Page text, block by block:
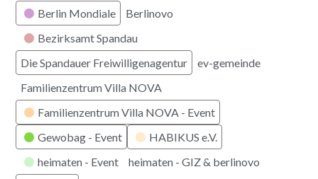
Berlin Mondiale
Berlinovo
Bezirksamt Spandau
Die Spandauer Freiwilligenagentur
ev-gemeinde
Familienzentrum Villa NOVA
Familienzentrum Villa NOVA - Event
Gewobag - Event
HABIKUS e.V.
heimaten - Event
heimaten - GIZ & berlinovo